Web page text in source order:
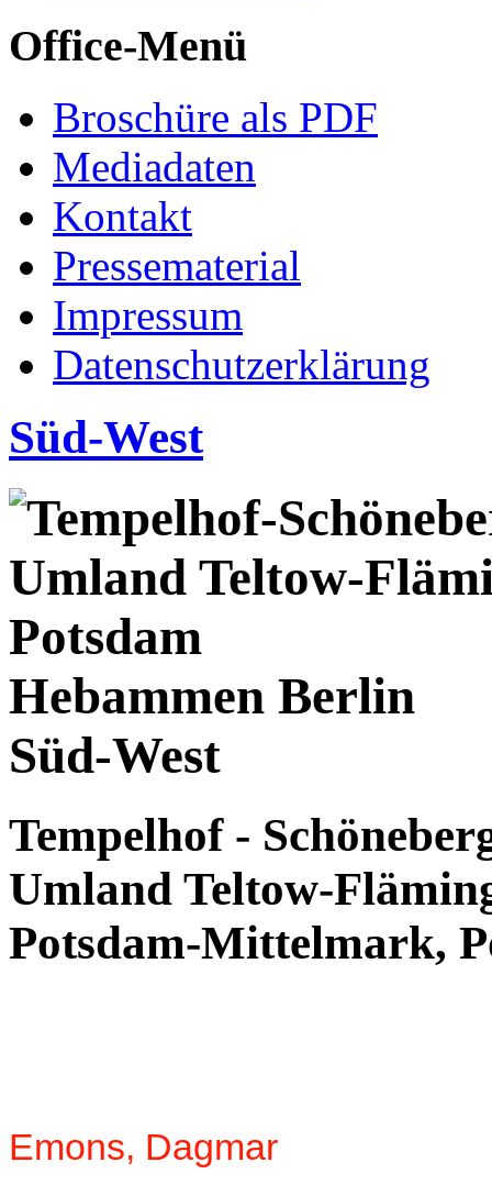
Office-Menü
Broschüre als PDF
Mediadaten
Kontakt
Pressematerial
Impressum
Datenschutzerklärung
Süd-West
Hebammen Berlin
Süd-West
Tempelhof -
Umland Teltow-
Potsdam-Mittelmark,
Emons, Dagmar